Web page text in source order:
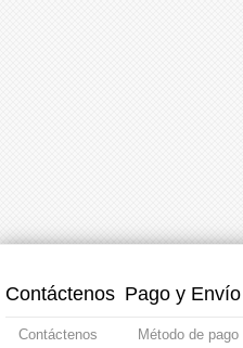
Contáctenos
Contáctenos
Pago y Envío
Método de pago